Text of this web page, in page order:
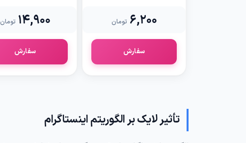
6,200 تومان
سفارش
14,900 تومان
سفارش
تأثیر لایک بر الگوریتم اینستاگرام